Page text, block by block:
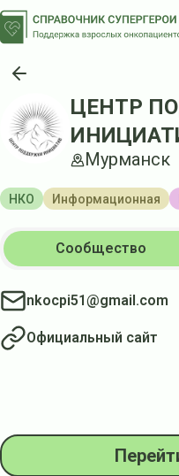
ЦЕНТР
Мурманск
НКО Информационная
Сообщество
nkocpi51@gmail.com
Официальный сайт